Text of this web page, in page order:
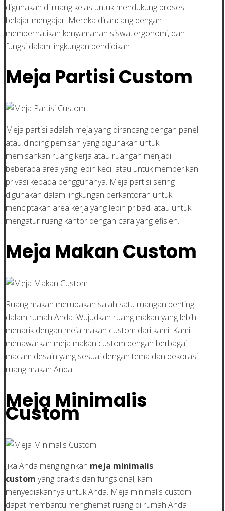
digunakan di ruang kelas untuk mendukung proses
belajar mengajar. Mereka dirancang dengan
memperhatikan kenyamanan siswa, ergonomi, dan
fungsi dalam lingkungan pendidikan.
Meja Partisi Custom
Meja partisi adalah meja yang dirancang dengan panel
atau dinding pemisah yang digunakan untuk
memisahkan ruang kerja atau ruangan menjadi
beberapa area yang lebih kecil atau untuk memberikan
privasi kepada penggunanya. Meja partisi sering
digunakan dalam lingkungan perkantoran untuk
menciptakan area kerja yang lebih pribadi atau untuk
mengatur ruang kantor dengan cara yang efisien.
Meja Makan Custom
Ruang makan merupakan salah satu ruangan penting
dalam rumah Anda. Wujudkan ruang makan yang lebih
menarik dengan meja makan custom dari kami. Kami
menawarkan meja makan custom dengan berbagai
macam desain yang sesuai dengan tema dan dekorasi
ruang makan Anda.
Meja Minimalis
Custom
Jika Anda menginginkan meja minimalis
custom yang praktis dan fungsional, kami
menyediakannya untuk Anda. Meja minimalis custom
dapat membantu menghemat ruang di rumah Anda